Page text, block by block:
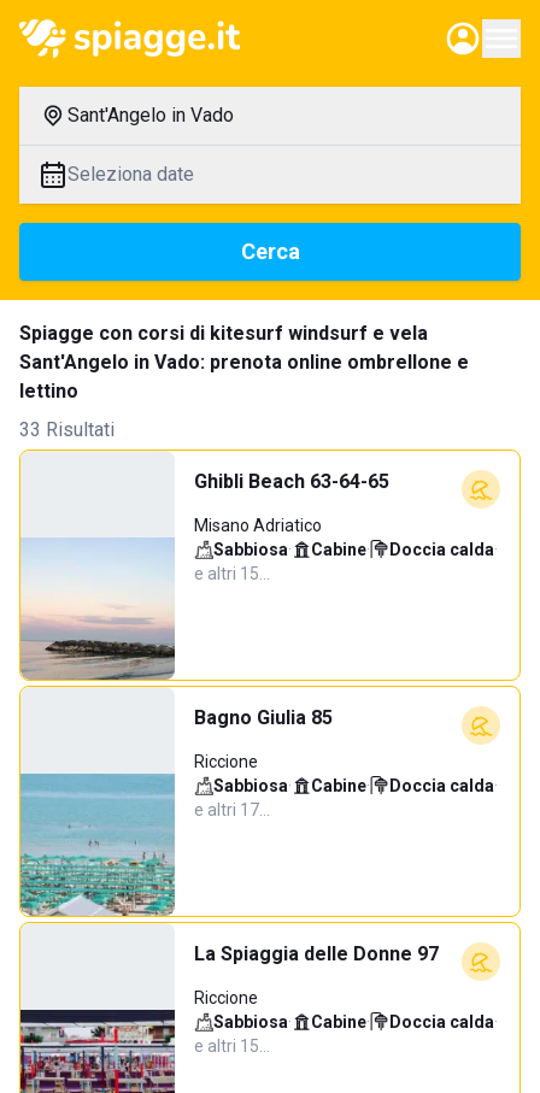
Sant'Angelo in Vado
Seleziona date
Cerca
Spiagge con corsi di kitesurf windsurf e vela
Sant'Angelo in Vado: prenota online ombrellone e
lettino
33 Risultati
Ghibli Beach 63-64-65
Misano Adriatico
Sabbiosa· Cabine· Doccia calda·
e altri 15…
Bagno Giulia 85
Riccione
Sabbiosa· Cabine· Doccia calda·
e altri 17…
La Spiaggia delle Donne 97
Riccione
Sabbiosa· Cabine· Doccia calda·
e altri 15…